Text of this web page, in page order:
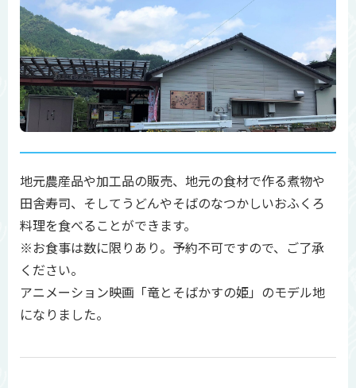
地元農産品や加工品の販売、地元の食材で作る煮物や
田舎寿司、そしてうどんやそばのなつかしいおふくろ
料理を食べることができます。
※お食事は数に限りあり。予約不可ですので、ご了承
ください。
アニメーション映画「竜とそばかすの姫」のモデル地
になりました。